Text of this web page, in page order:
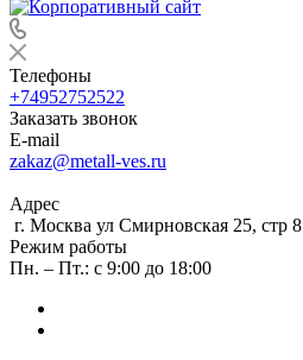
Телефоны
+74952752522
Заказать звонок
E-mail
zakaz@metall-ves.ru
Адрес
г. Москва ул Смирновская 25, стр 8
Режим работы
Пн. – Пт.: с 9:00 до 18:00